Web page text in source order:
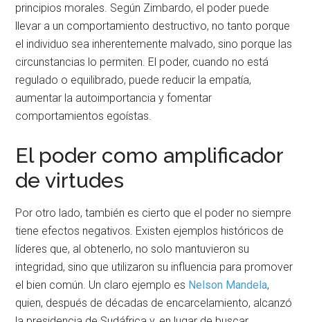
principios morales. Según Zimbardo, el poder puede
llevar a un comportamiento destructivo, no tanto porque
el individuo sea inherentemente malvado, sino porque las
circunstancias lo permiten. El poder, cuando no está
regulado o equilibrado, puede reducir la empatía,
aumentar la autoimportancia y fomentar
comportamientos egoístas.
El poder como amplificador
de virtudes
Por otro lado, también es cierto que el poder no siempre
tiene efectos negativos. Existen ejemplos históricos de
líderes que, al obtenerlo, no solo mantuvieron su
integridad, sino que utilizaron su influencia para promover
el bien común. Un claro ejemplo es Nelson Mandela,
quien, después de décadas de encarcelamiento, alcanzó